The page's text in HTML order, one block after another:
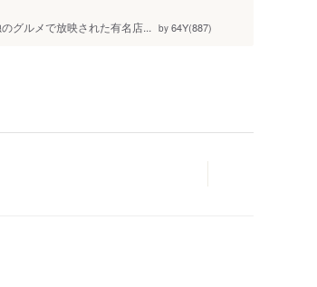
グルメで放映された有名店... by 64Y(887)